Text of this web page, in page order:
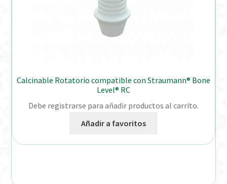
Calcinable Rotatorio compatible con Straumann® Bone
Level® RC
Debe registrarse para añadir productos al carrito.
Añadir a favoritos